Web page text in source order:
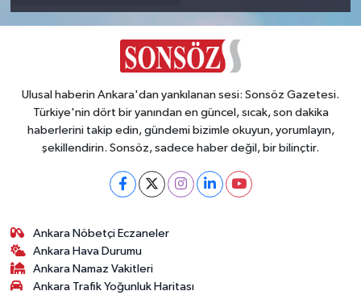
Ulusal haberin Ankara'dan yankılanan sesi: Sonsöz Gazetesi.
Türkiye'nin dört bir yanından en güncel, sıcak, son dakika
haberlerini takip edin, gündemi bizimle okuyun, yorumlayın,
şekillendirin. Sonsöz, sadece haber değil, bir bilinçtir.
Ankara Nöbetçi Eczaneler
Ankara Hava Durumu
Ankara Namaz Vakitleri
Ankara Trafik Yoğunluk Haritası